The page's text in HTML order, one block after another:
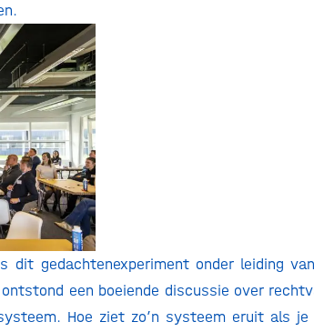
dit gedachtenexperiment onder leiding
een boeiende discussie over
Hoe ziet zo’n systeem eruit als